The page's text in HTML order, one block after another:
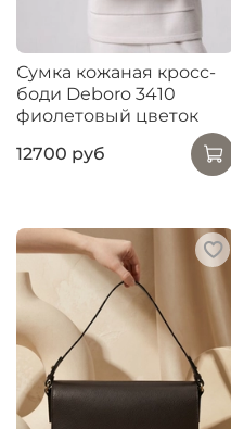
Сумка кожаная кросс-
боди Deboro 3410
фиолетовый цветок
12700 руб